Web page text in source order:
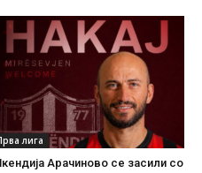
лига
Арачиново се засили со